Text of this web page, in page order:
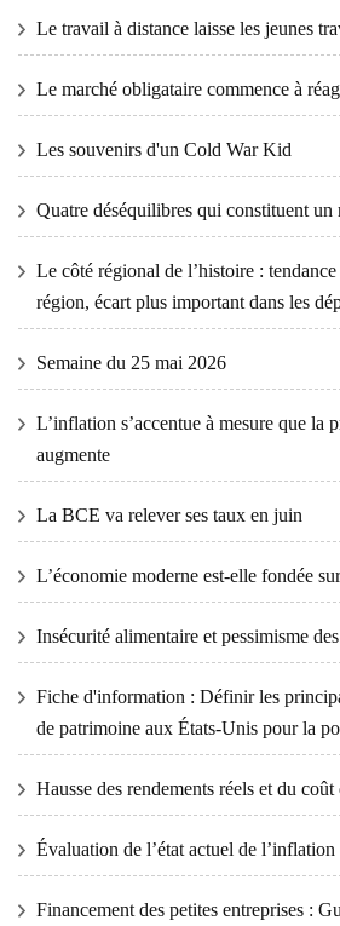
Le travail à distance laisse les jeunes
Le marché obligataire commence à
Les souvenirs d'un Cold War Kid
Quatre déséquilibres qui constituent
Le côté régional de l’histoire :
région, écart plus important dans les
Semaine du 25 mai 2026
L’inflation s’accentue à mesure que la
augmente
La BCE va relever ses taux en juin
L’économie moderne est-elle fondée
Insécurité alimentaire et pessimisme
Fiche d'information : Définir les
de patrimoine aux États-Unis pour la
Hausse des rendements réels et du
Évaluation de l’état actuel de l’inflation
Financement des petites entreprises :